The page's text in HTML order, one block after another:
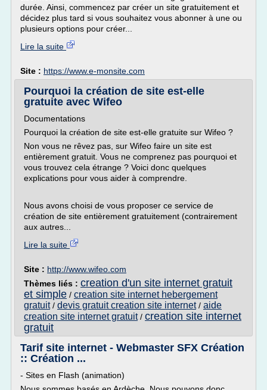
durée. Ainsi, commencez par créer un site gratuitement et
décidez plus tard si vous souhaitez vous abonner à une ou
plusieurs options pour créer...
Lire la suite
Site : https://www.e-monsite.com
Pourquoi la création de site est-elle
gratuite avec Wifeo
Documentations
Pourquoi la création de site est-elle gratuite sur Wifeo ?
Non vous ne rêvez pas, sur Wifeo faire un site est
entièrement gratuit. Vous ne comprenez pas pourquoi et
vous trouvez cela étrange ? Voici donc quelques
explications pour vous aider à comprendre.
Nous avons choisi de vous proposer ce service de
création de site entièrement gratuitement (contrairement
aux autres...
Lire la suite
Site : http://www.wifeo.com
Thèmes liés : creation d'un site internet gratuit
et simple / creation site internet hebergement
gratuit/ devis gratuit creation site internet/ aide
creation site internet gratuit/ creation site internet
gratuit
Tarif site internet - Webmaster SFX Création
:: Création ...
- Sites en Flash (animation)